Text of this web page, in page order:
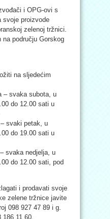
i OPG-ovi s
svoje proizvode
zelenoj tržnici.
na području Gorskog
na sljedećim
– svaka subota, u
do 12.00 sati u
svaki petak, u
do 19.00 sati u
svaka nedjelja, u
do 12.00 sati, pod
i prodavati svoje
zelene tržnice javite
098 927 47 89 i g.
186 11 60.